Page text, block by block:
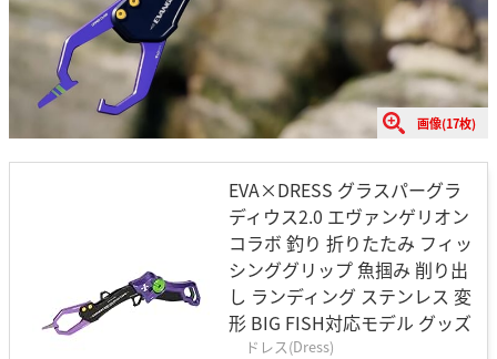
画像(17枚)
EVA×DRESS グラスパーグラ
ディウス2.0 エヴァンゲリオン
コラボ 釣り 折りたたみ フィッ
シンググリップ 魚掴み 削り出
し ランディング ステンレス 変
形 BIG FISH対応モデル グッズ
ドレス(Dress)